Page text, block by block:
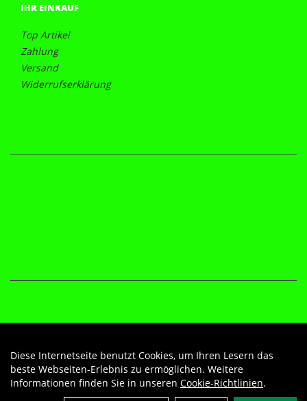
IHR EINKAUF
Top Artikel
Zahlung
Versand
Widerrufserklärung
Diese Internetseite benutzt Cookies, um Ihren Lesern das
beste Webseiten-Erlebnis zu ermöglichen. Weitere
Informationen finden Sie in unseren Cookie-Richtlinien.
Auftrag widerrufen